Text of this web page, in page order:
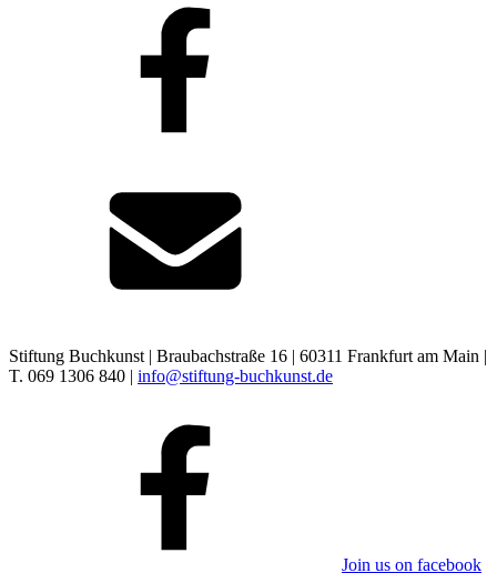
Stiftung Buchkunst | Braubachstraße 16 | 60311 Frankfurt am Main |
T. 069 1306 840 | info@stiftung-buchkunst.de
Join us on facebook